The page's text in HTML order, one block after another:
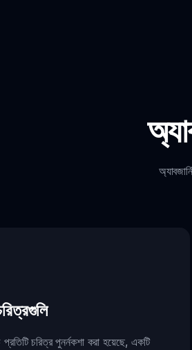
প্রতিটি চরিত্র পুনর্নকশা করা হয়েছে, একটি